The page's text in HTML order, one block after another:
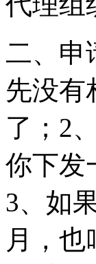
二、申
先没有
了；2
你下发
3、如
月，